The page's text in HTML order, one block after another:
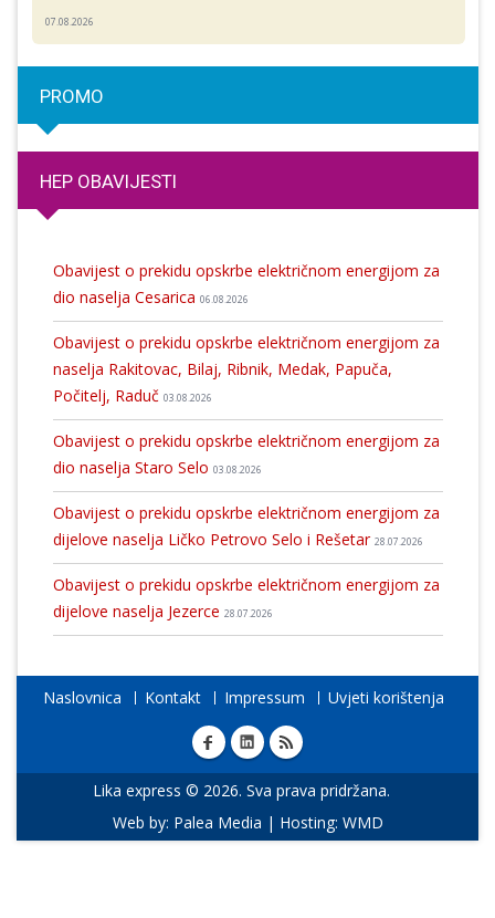
07.08.2026
PROMO
HEP OBAVIJESTI
Obavijest o prekidu opskrbe električnom energijom za
dio naselja Cesarica 06.08.2026
Obavijest o prekidu opskrbe električnom energijom za
naselja Rakitovac, Bilaj, Ribnik, Medak, Papuča,
Počitelj, Raduč 03.08.2026
Obavijest o prekidu opskrbe električnom energijom za
dio naselja Staro Selo 03.08.2026
Obavijest o prekidu opskrbe električnom energijom za
dijelove naselja Ličko Petrovo Selo i Rešetar 28.07.2026
Obavijest o prekidu opskrbe električnom energijom za
dijelove naselja Jezerce 28.07.2026
Naslovnica Kontakt Impressum Uvjeti korištenja
Lika express © 2026. Sva prava pridržana.
Web by: Palea Media | Hosting: WMD